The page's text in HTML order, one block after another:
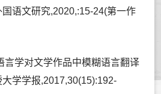
语文研究,2020,:15-24(第一作
言学对文学作品中模糊语言翻译
学学报,2017,30(15):192-